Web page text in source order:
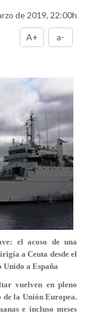
de 2019, 22:00h
A+ a-
el acoso de una
a Ceuta desde el
Unido a España
vuelven en pleno
de la Unión Europea.
e incluso meses